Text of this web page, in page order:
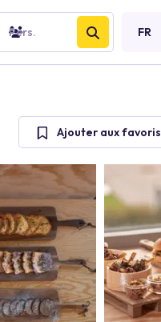
Pers. FR
Ajouter aux favoris